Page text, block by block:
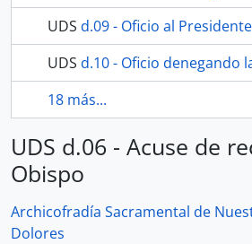
UDS d.09 - Oficio al Presidente de la Comisión
UDS d.10 - Oficio denegando la
18 más...
UDS d.06 - Acuse de
Obispo
Archicofradía Sacramental de
Dolores